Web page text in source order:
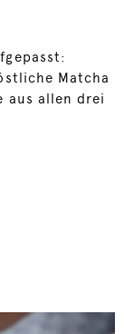
Matcha
aus allen drei